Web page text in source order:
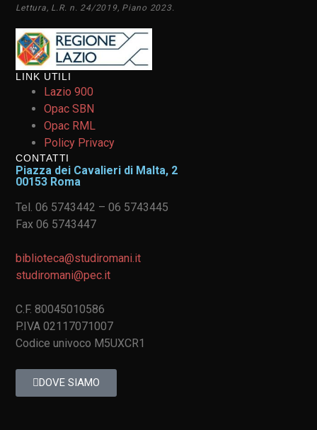
Lettura, L.R. n. 24/2019, Piano 2023.
LINK UTILI
Lazio 900
Opac SBN
Opac RML
Policy Privacy
CONTATTI
Piazza dei Cavalieri di Malta, 2
00153 Roma
Tel. 06 5743442 – 06 5743445
Fax 06 5743447
biblioteca@studiromani.it
studiromani@pec.it
C.F. 80045010586
P.IVA 02117071007
Codice univoco M5UXCR1
DOVE SIAMO